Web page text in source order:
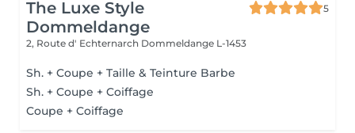
The Luxe Style
Dommeldange
5
2, Route d' Echternarch Dommeldange L-1453
Sh. + Coupe + Taille & Teinture Barbe
Sh. + Coupe + Coiffage
Coupe + Coiffage